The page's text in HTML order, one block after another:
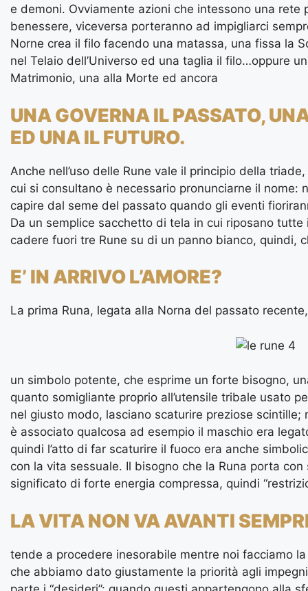
e demoni. Ovviamente azioni che intessono una rete
benessere, viceversa porteranno ad impigliarci
Norne crea il filo facendo una matassa, una fissa la
nel Telaio dell’Universo ed una taglia il filo…oppure
Matrimonio, una alla Morte ed ancora
UNA GOVERNA IL PASSATO,
ED UNA IL FUTURO.
Anche nell’uso delle Rune vale il principio della
cui si consultano è necessario pronunciarne il nome:
capire dal seme del passato quando gli eventi
Da un semplice sacchetto di tela in cui riposano
cadere fuori tre Rune su di un panno bianco, quindi,
E’ IN ARRIVO L’AMORE?
La prima Runa, legata alla Norna del passato
un simbolo potente, che esprime un forte bisogno,
quanto somigliante proprio all’utensile tribale usato
nel giusto modo, lasciano scaturire preziose
è associato qualcosa ad esempio il maschio era
quindi l’atto di far scaturire il fuoco era anche
con la vita sessuale. Il bisogno che la Runa porta
significato di forte energia compressa, quindi
LA VITA NON VA AVANTI
tende a procedere inesorabile mentre noi facciamo
che abbiamo dato giustamente la priorità agli